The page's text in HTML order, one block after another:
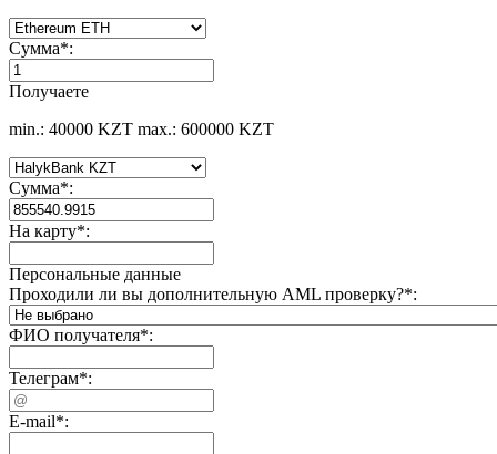
Сумма*:
Получаете
min.: 40000 KZT max.: 600000 KZT
Сумма*:
На карту*:
Персональные данные
Проходили ли вы дополнительную AML проверку?*:
ФИО получателя*:
Телеграм*:
E-mail*: